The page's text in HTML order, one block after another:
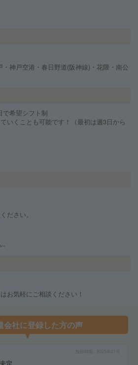
・神戸空港・春日野道(阪神線)・花隈・南公
で希望シフト制
いくことも可能です！（最初は週3日から
ださい。
気軽にご相談ください！
会社に登録した方の声
2025年01月